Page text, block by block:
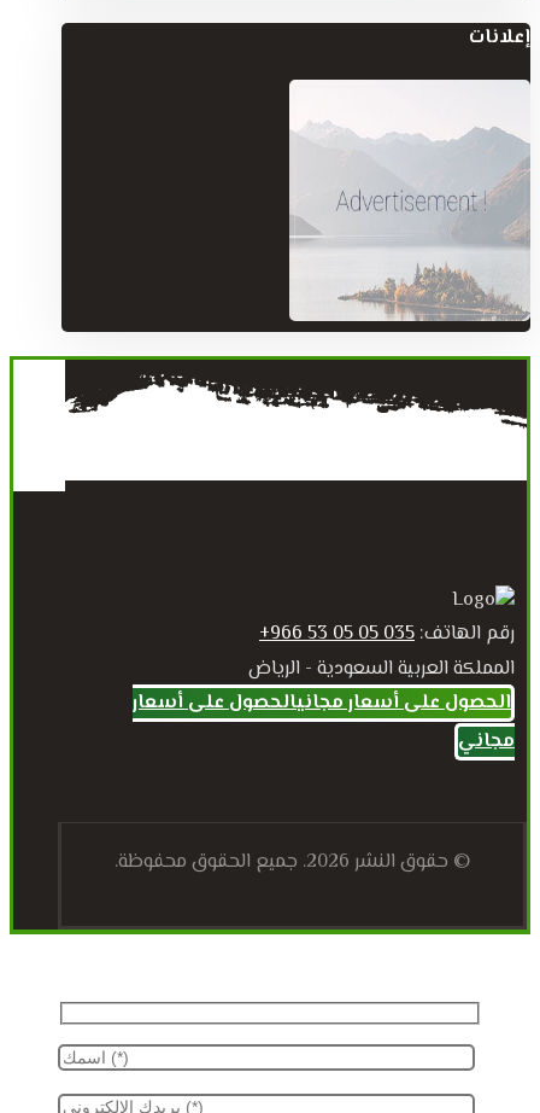
إعلانات
رقم الهاتف: 035 05 05 53 966+
المملكة العربية السعودية - الرياض
الحصول على أسعار مجانيالحصول على أسعار
مجاني
© حقوق النشر 2026. جميع الحقوق محفوظة.